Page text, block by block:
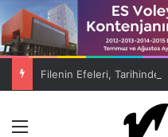
Filenin Efeleri, Tarihinde